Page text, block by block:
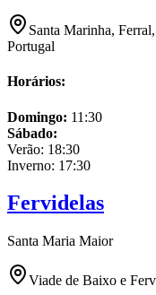
Santa Marinha,
Portugal
Horários:
Domingo: 11:30
Sábado:
Verão: 18:30
Inverno: 17:30
Fervidelas
Santa Maria Maior
Viade de Baixo e